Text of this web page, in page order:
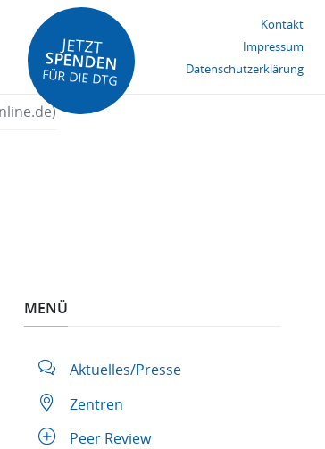
JETZT
SPENDEN
FÜR DIE DTG
Kontakt
Impressum
Datenschutzerklärung
MENÜ
Aktuelles/Presse
Zentren
Peer Review